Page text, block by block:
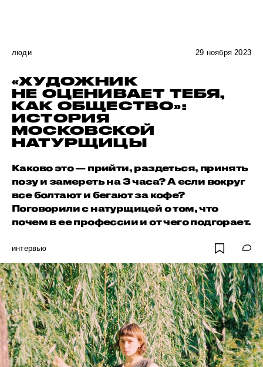
люди 29 ноября 2023
«ХУДОЖНИК
НЕ ОЦЕНИВАЕТ ТЕБЯ,
КАК ОБЩЕСТВО»:
ИСТОРИЯ
МОСКОВСКОЙ
НАТУРЩИЦЫ
Каково это — прийти, раздеться, принять
позу и замереть на 3 часа? А если вокруг
все болтают и бегают за кофе?
Поговорили с натурщицей о том, что
почем в ее профессии и от чего подгорает.
интервью